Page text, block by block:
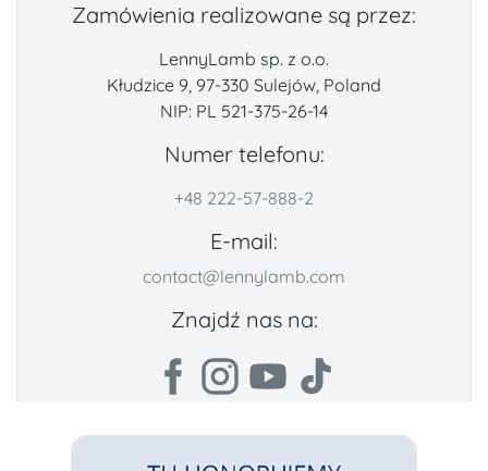
Zamówienia realizowane są przez:
LennyLamb sp. z o.o.
Kłudzice 9, 97-330 Sulejów, Poland
NIP: PL 521-375-26-14
Numer telefonu:
+48 222-57-888-2
E-mail:
contact@lennylamb.com
Znajdź nas na: